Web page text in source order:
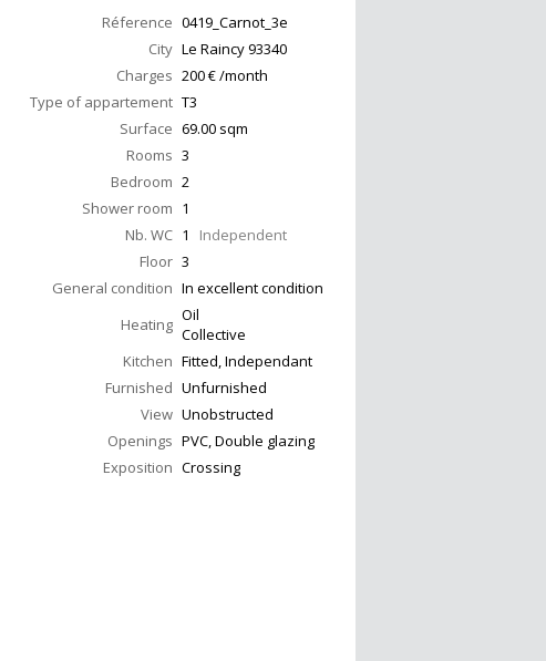
Réference 0419_Carnot_3e
City Le Raincy93340
Charges 200 € /month
Type of appartement T3
Surface 69.00 sqm
Rooms 3
Bedroom 2
Shower room 1
Nb. WC 1 Independent
Floor 3
General condition In excellent condition
Heating Oil
Collective
Kitchen Fitted, Independant
Furnished Unfurnished
View Unobstructed
Openings PVC, Double glazing
Exposition Crossing